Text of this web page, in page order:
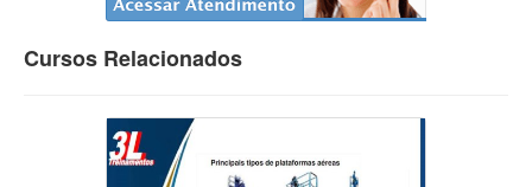
Cursos Relacionados